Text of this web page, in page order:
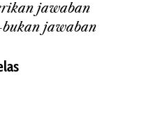
jawaban
jawaban